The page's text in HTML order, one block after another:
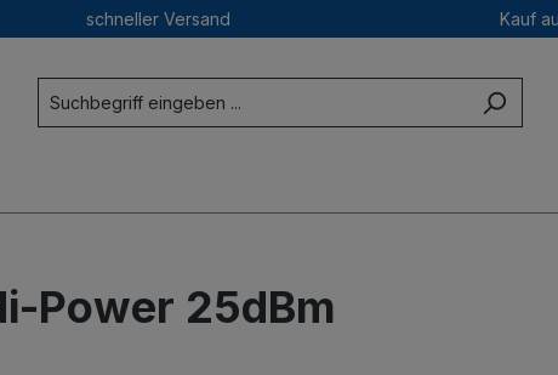
schneller Versand Kauf
Power 25dBm